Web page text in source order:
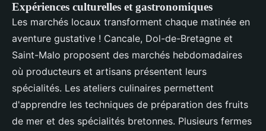
Expériences culturelles et gastronomiques
Les marchés locaux transforment chaque matinée en
aventure gustative ! Cancale, Dol-de-Bretagne et
Saint-Malo proposent des marchés hebdomadaires
où producteurs et artisans présentent leurs
spécialités. Les ateliers culinaires permettent
d'apprendre les techniques de préparation des fruits
de mer et des spécialités bretonnes. Plusieurs fermes